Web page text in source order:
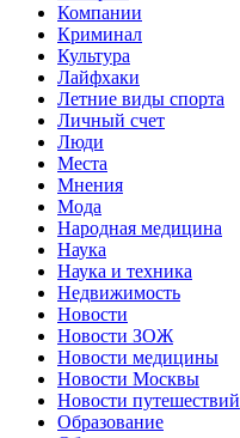
Компании
Криминал
Культура
Лайфхаки
Летние виды спорта
Личный счет
Люди
Места
Мнения
Мода
Народная медицина
Наука
Наука и техника
Недвижимость
Новости
Новости ЗОЖ
Новости медицины
Новости Москвы
Новости путешествий
Образование